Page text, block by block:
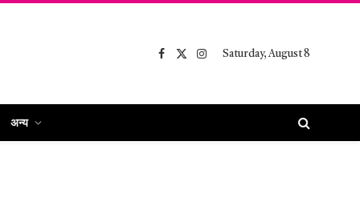
Facebook
X
Instagram
Saturday, August 8
अन्य